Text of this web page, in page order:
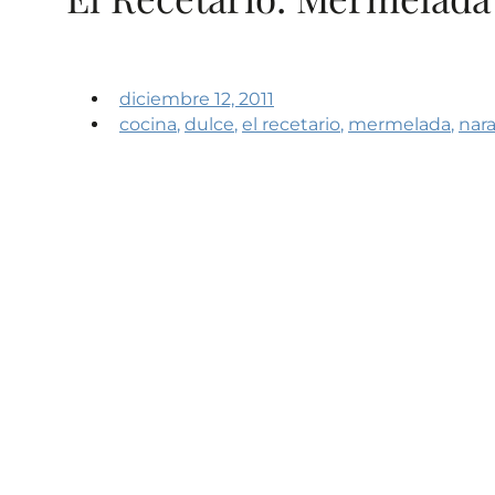
diciembre 12, 2011
cocina, dulce, el recetario, mermelada,